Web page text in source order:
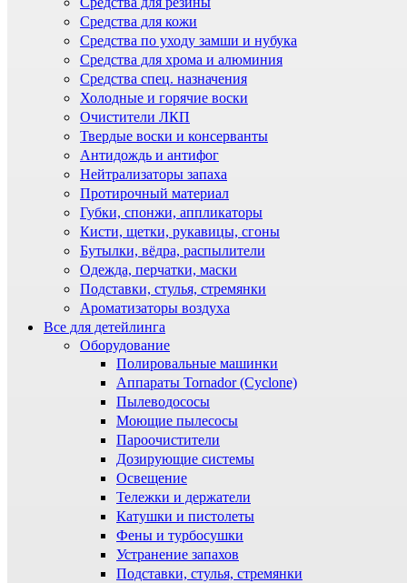
Средства для кожи
Средства по уходу замши и нубука
Средства для хрома и алюминия
Средства спец. назначения
Холодные и горячие воски
Очистители ЛКП
Твердые воски и консерванты
Антидождь и антифог
Нейтрализаторы запаха
Протирочный материал
Губки, спонжи, аппликаторы
Кисти, щетки, рукавицы, сгоны
Бутылки, вёдра, распылители
Одежда, перчатки, маски
Подставки, стулья, стремянки
Ароматизаторы воздуха
Все для детейлинга
Оборудование
Полировальные машинки
Аппараты Tornador (Cyclone)
Пылеводососы
Моющие пылесосы
Пароочистители
Дозирующие системы
Освещение
Тележки и держатели
Катушки и пистолеты
Фены и турбосушки
Устранение запахов
Подставки, стулья, стремянки